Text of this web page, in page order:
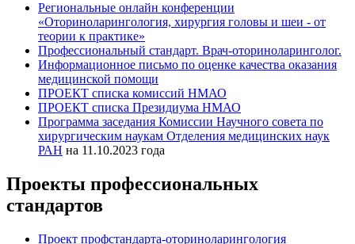
Региональные онлайн конференции
«Оториноларингология, хирургия головы и шеи - от
теории к практике»
Профессиональный стандарт. Врач-оториноларинголог.
Информационное письмо по оценке качества оказания
медицинской помощи
ПРОЕКТ списка комиссий НМАО
ПРОЕКТ списка Президиума НМАО
Программа заседания Комиссии Научного совета по
хирургическим наукам Отделения медицинских наук
РАН на 11.10.2023 года
Проекты профессиональных
стандартов
Проект профстандарта-оториноларингология